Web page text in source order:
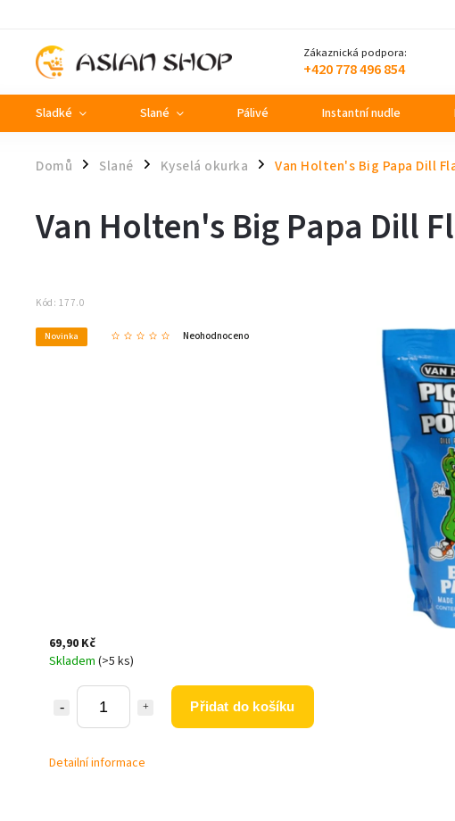
Zákaznická podpora:
+420 778 496 854
Sladké Slané Pálivé Instantní nudle
Domů / Slané / Kyselá okurka / Van Holten's Big Papa Dill
Van Holten's Big Papa Dill
Kód: 177.0
Novinka Neohodnoceno
69,90 Kč
Skladem (>5 ks)
Přidat do košíku
Detailní informace